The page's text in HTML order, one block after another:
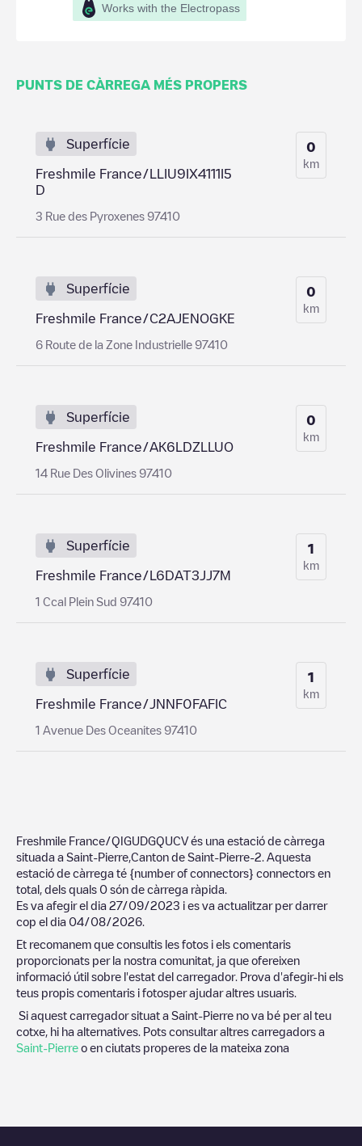
Works with the Electropass
PUNTS DE CÀRREGA MÉS PROPERS
Superfície
Freshmile France/LLIU9IX4111I5
D
3 Rue des Pyroxenes 97410
0
km
Superfície
Freshmile France/C2AJENOGKE
6 Route de la Zone Industrielle 97410
0
km
Superfície
Freshmile France/AK6LDZLLUO
14 Rue Des Olivines 97410
0
km
Superfície
Freshmile France/L6DAT3JJ7M
1 Ccal Plein Sud 97410
1
km
Superfície
Freshmile France/JNNF0FAFIC
1 Avenue Des Oceanites 97410
1
km
Freshmile France/QIGUDGQUCVés una estació de càrrega
situada a Saint-Pierre Canton de Saint-Pierre-2 . Aquesta
estació de càrrega té {number of connectors} connectors en
total, dels quals 0 són de càrrega ràpida.
Es va afegir el dia 27/09/2023 i es va actualitzar per darrer
cop el dia 04/08/2026
Et recomanem que consultis les fotos i els comentaris
proporcionats per la nostra comunitat, ja que ofereixen
informació útil sobre l'estat del carregador. Prova d'afegir-hi els
teus propis comentaris i fotosper ajudar altres usuaris.
Si aquest carregador situat a Saint-Pierre no va bé per al teu
cotxe, hi ha alternatives. Pots consultar altres carregadors a
Saint-Pierre o en ciutats properes de la mateixa zona